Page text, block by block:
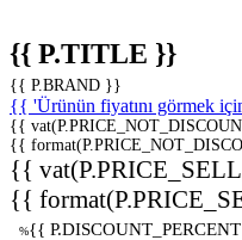
{{ P.TITLE }}
{{ P.BRAND }}
{{ 'Ürünün fiyatını görmek
{{
{{
{{
{{
%{{